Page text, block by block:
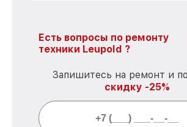
Есть вопросы по ремонту
техники Leupold ?
Запишитесь на ремонт и
скидку -25%